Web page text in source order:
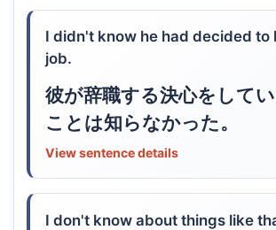
I didn't know he had decided to
job.
彼が辞職する決心をして
ことは知らなかった。
View sentence details
I don't know about things like